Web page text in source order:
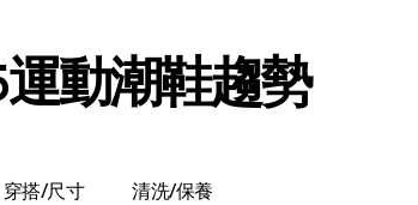
動潮鞋趨勢
穿搭/尺寸 清洗/保養